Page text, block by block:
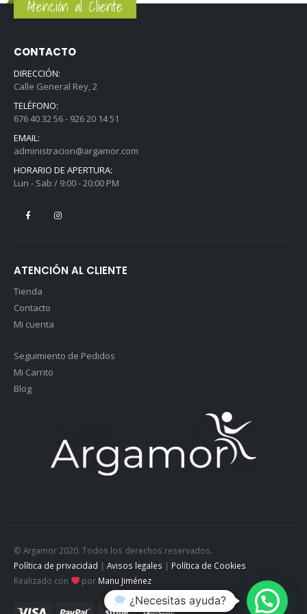
Atención al Cliente
CONTACTO
DIRECCIÓN:
Calle General Rey, 2
TELÉFONO:
676 40 32 56 - 926 20 14 51
EMAIL:
administracion@argamor.com
HORARIO DE APERTURA:
Lun - Sab / 9:00 - 20:00 PM
ATENCIÓN AL CLIENTE
Tienda
Contacto
Mi cuenta
Seguimiento de Pedidos
Mi Carrito
Blog
© Argamor 2020. Todos los derechos reservados.
Política de privacidad | Avisos legales | Política de Cookies
Realizado con
por Manu Jiménez
¿Necesitas ayuda?